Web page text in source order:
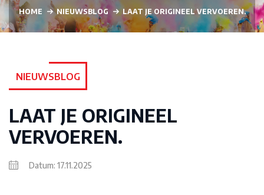
HOME NIEUWSBLOG LAAT JE ORIGINEEL VERVOEREN.
NIEUWSBLOG
LAAT JE ORIGINEEL
VERVOEREN.
Datum: 17.11.2025